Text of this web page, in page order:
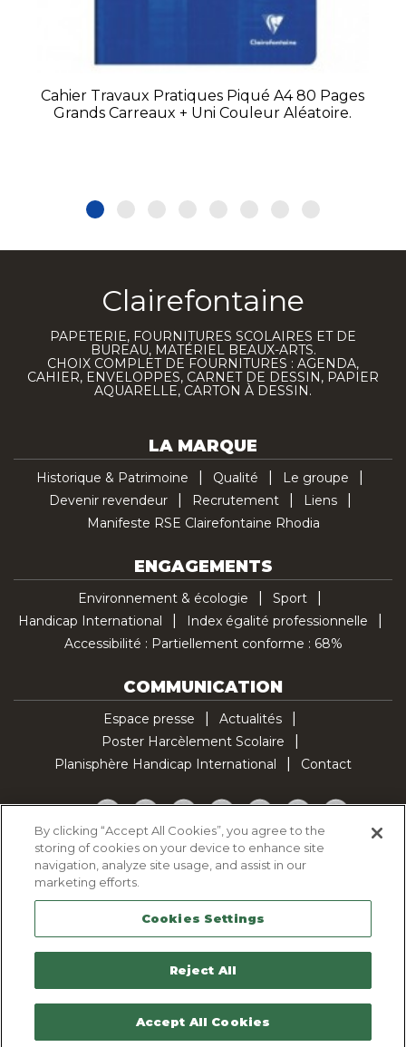
Cahier Travaux Pratiques Piqué A4 80 Pages
Grands Carreaux + Uni Couleur Aléatoire.
Clairefontaine
PAPETERIE, FOURNITURES SCOLAIRES ET DE
BUREAU, MATÉRIEL BEAUX-ARTS.
CHOIX COMPLET DE FOURNITURES : AGENDA,
CAHIER, ENVELOPPES, CARNET DE DESSIN, PAPIER
AQUARELLE, CARTON À DESSIN.
LA MARQUE
Historique & Patrimoine Qualité
Le groupe
Devenir revendeur
Recrutement
Liens
Manifeste RSE Clairefontaine Rhodia
ENGAGEMENTS
Environnement & écologie
Sport
Handicap International
Index égalité professionnelle
Accessibilité : Partiellement conforme : 68%
COMMUNICATION
Espace presse
Actualités
Poster Harcèlement Scolaire
Planisphère Handicap International
Contact
Facebook
TwitterYouTubePinterestInstagramLinkedInTikTok
Politique d'utilisation des cookies
Politique de confidentialité
Mentions légales
Plan du site
Contactez-nous
By clicking “Accept All Cookies”, you agree to the
storing of cookies on your device to enhance site
navigation, analyze site usage, and assist in our
marketing efforts.
Cookies Settings
Reject All
Accept All Cookies